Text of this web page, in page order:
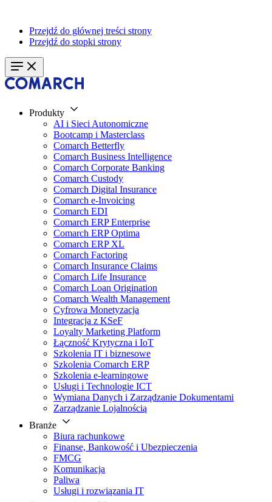
Przejdź do głównej treści strony
Przejdź do stopki strony
Produkty
AI i Sieci Autonomiczne
Bootcamp i Masterclass
Comarch Betterfly
Comarch Business Intelligence
Comarch Corporate Banking
Comarch Custody
Comarch Digital Insurance
Comarch e-Invoicing
Comarch EDI
Comarch ERP Enterprise
Comarch ERP Optima
Comarch ERP XL
Comarch Factoring
Comarch Insurance Claims
Comarch Life Insurance
Comarch Loan Origination
Comarch Wealth Management
Cyfrowa Monetyzacja
Integracja z KSeF
Loyalty Marketing Platform
Łączność Krytyczna i IoT
Szkolenia IT i biznesowe
Szkolenia Comarch ERP
Szkolenia e-learningowe
Usługi i Technologie ICT
Wymiana Danych i Zarządzanie Dokumentami
Zarządzanie Lojalnością
Branże
Biura rachunkowe
Finanse, Bankowość i Ubezpieczenia
FMCG
Komunikacja
Paliwa
Usługi i rozwiązania IT